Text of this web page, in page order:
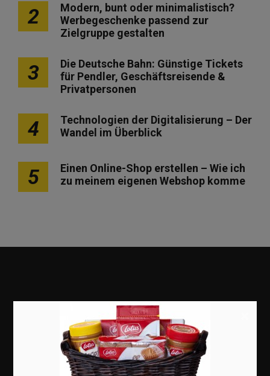
2
Modern, bunt oder minimalistisch?
Werbegeschenke passend zur
Zielgruppe gestalten
3
Die Deutsche Bahn: Günstige Tickets
für Pendler, Geschäftsreisende &
Privatpersonen
4
Technologien der Digitalisierung – Der
Wandel im Überblick
5
Einen Online-Shop erstellen – Wie ich
zu meinem eigenen Webshop komme
Erfolgsgeschichten